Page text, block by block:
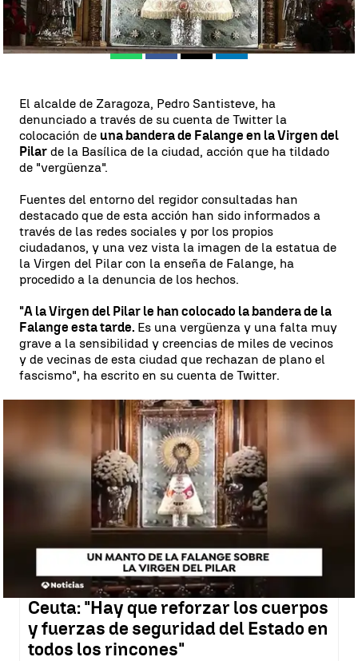
Publicado: 20 de noviembre de 2018, 09:35
WhatsappFacebook
X Linkedin
El alcalde de Zaragoza, Pedro Santisteve, ha
denunciado a través de su cuenta de Twitter la
colocación de una bandera de Falange en la Virgen del
Pilar de la Basílica de la ciudad, acción que ha tildado
de "vergüenza".
Fuentes del entorno del regidor consultadas han
destacado que de esta acción han sido informados a
través de las redes sociales y por los propios
ciudadanos, y una vez vista la imagen de la estatua de
la Virgen del Pilar con la enseña de Falange, ha
procedido a la denuncia de los hechos.
"A la Virgen del Pilar le han colocado la bandera de la
Falange esta tarde. Es una vergüenza y una falta muy
grave a la sensibilidad y creencias de miles de vecinos
y de vecinas de esta ciudad que rechazan de plano el
fascismo", ha escrito en su cuenta de Twitter.
Virgen del Pilar vídeo para el texto de noticias |Virgen del Pilar vídeo
para el texto de noticias
Las fuentes municipales consultadas han señalado
que el alcalde y su equipo están barajando la remisión
al Arzobispado de Zaragoza, del que depende la
Basílica de la Plaza del Pilar, deuna carta con una
"queja formal" por este hecho. La imagen ha circulado
a gran velocidad por las redes sociales y las protestas,
víspera del 20N, se han sucedido.
Juan Jesús Vivas, presidente de
Ceuta: "Hay que reforzar los cuerpos
y fuerzas de seguridad del Estado en
todos los rincones"